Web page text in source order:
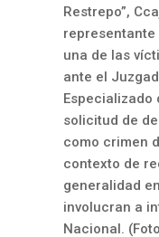
Restrepo”,
representante
una de las
ante el
Especializado
solicitud de
como crimen
contexto de
generalidad
involucran a
Nacional.